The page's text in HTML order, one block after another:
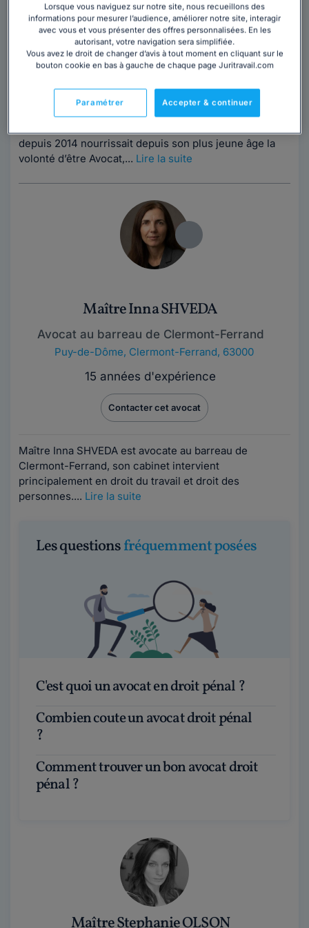
Avocat au barreau de Nice
Alpes-Maritimes,Nice, 06000
12 années d'expérience
depuis 2014 nourrissait depuis son plus jeune âge la
volonté d’être Avocat,... Lire la suite
Maître Inna SHVEDA
Avocat au barreau de Clermont-Ferrand
Puy-de-Dôme, Clermont-Ferrand, 63000
15 années d'expérience
Contacter cet avocat
Maître Inna SHVEDA est avocate au barreau de
Clermont-Ferrand, son cabinet intervient
principalement en droit du travail et droit des
personnes.... Lire la suite
Les questionsfréquemment posées
C'est quoi un avocat en droit pénal ?
Combien coute un avocat droit pénal
?
Comment trouver un bon avocat droit
pénal ?
Maître Stephanie OLSON
Lorsque vous naviguez sur notre site, nous recueillons des
informations pour mesurer l’audience, améliorer notre site, interagir
avec vous et vous présenter des offres personnalisées. En les
autorisant, votre navigation sera simplifiée.
Vous avez le droit de changer d’avis à tout moment en cliquant sur le
bouton cookie en bas à gauche de chaque page Juritravail.com
Accepter & continuer
Paramétrer